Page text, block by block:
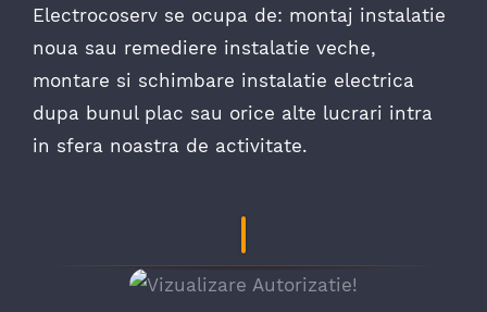
Electrocoserv se ocupa de: montaj instalatie
noua sau remediere instalatie veche,
montare si schimbare instalatie electrica
dupa bunul plac sau orice alte lucrari intra
in sfera noastra de activitate.